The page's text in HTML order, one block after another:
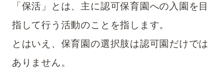
「保活」とは、主に認可保育園への入園を目
指して行う活動のことを指します。
とはいえ、保育園の選択肢は認可園だけでは
ありません。